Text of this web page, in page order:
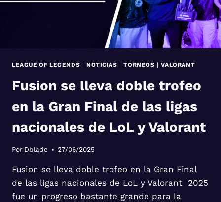
DE
LEAGUE OF LEGENDS | NOTICIAS |TORNEOS |VALORANT
Fusion se lleva doble trofeo
en la Gran Final de las ligas
nacionales de LoL y Valorant
Por Dblade 27/06/2025
Fusion se lleva doble trofeo en la Gran Final
de las ligas nacionales de LoL y Valorant 2025
fue un progreso bastante grande para la